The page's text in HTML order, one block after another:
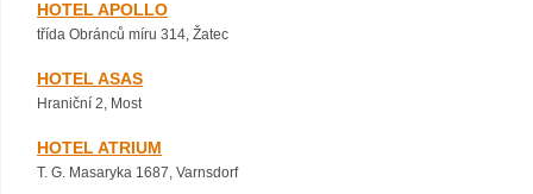
HOTEL APOLLO
třída Obránců míru 314, Žatec
HOTEL ASAS
Hraniční 2, Most
HOTEL ATRIUM
T. G. Masaryka 1687, Varnsdorf